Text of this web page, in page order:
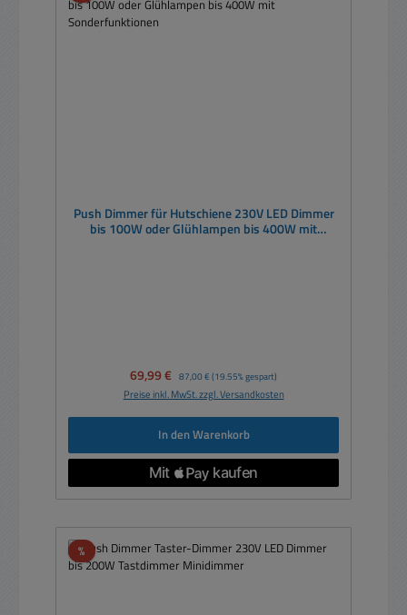
Push Dimmer für Hutschiene 230V LED Dimmer
bis 100W oder Glühlampen bis 400W mit
Verkaufspreis:
69,99 € Regulärer Preis:
87,00 € (19.55% gespart)
Preise inkl. MwSt. zzgl. Versandkosten
In den Warenkorb
%Rabatt